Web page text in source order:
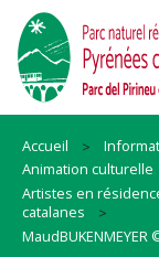
Accueil
Animation culturelle
Artistes en
catalanes